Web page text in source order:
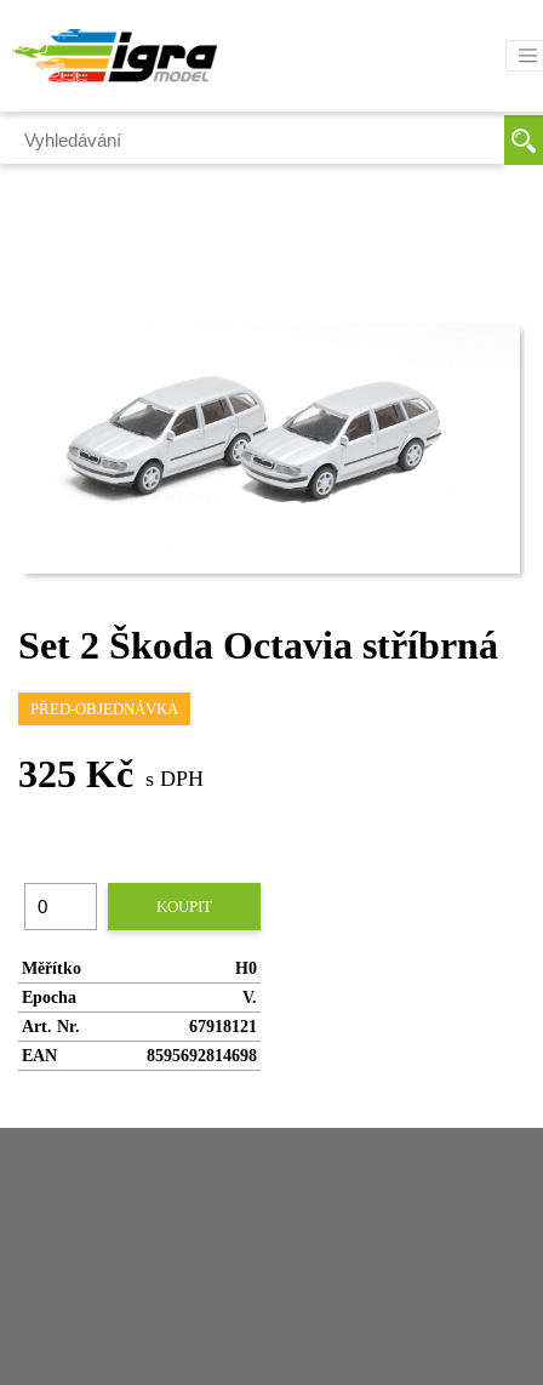
Set 2 Škoda Octavia stříbrná
PŘED-OBJEDNÁVKA
325 Kč s DPH
KOUPIT
Měřítko
H0
Epocha
V.
Art. Nr.
67918121
EAN
8595692814698